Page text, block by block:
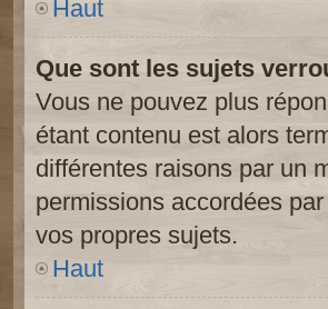
Haut
Que sont les sujets
Vous ne pouvez plus
étant contenu est alors
différentes raisons par un
permissions accordées
vos propres sujets.
Haut